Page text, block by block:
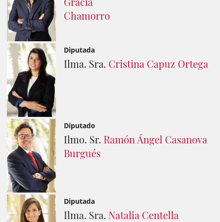
Chamorro
Diputada
Ilma. Sra. Cristina Capuz Ortega
Diputado
Ilmo. Sr. Ramón Ángel Casanova
Burgués
Diputada
Ilma. Sra. Natalia Centella